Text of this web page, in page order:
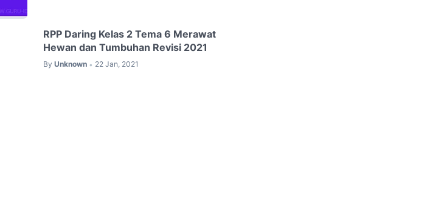
RPP Daring Kelas 2 Tema 6 Merawat
Hewan dan Tumbuhan Revisi 2021
By Unknown • 22 Jan, 2021